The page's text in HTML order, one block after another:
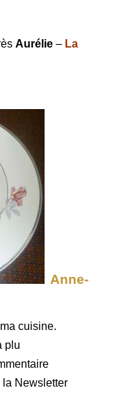
Aurélie– La
Anne-
cuisine.
plu
la Newsletter